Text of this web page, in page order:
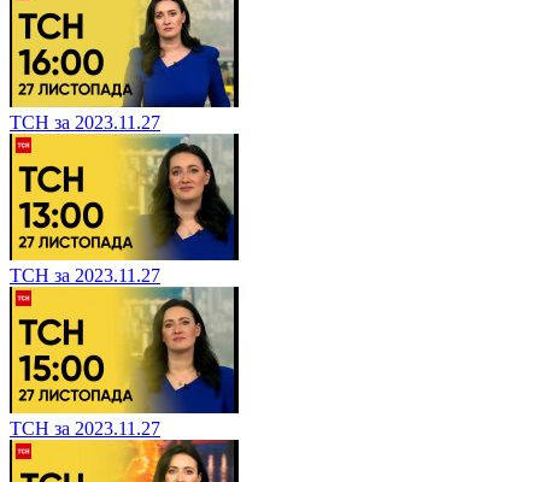
ТСН за 2023.11.27
ТСН за 2023.11.27
ТСН за 2023.11.27